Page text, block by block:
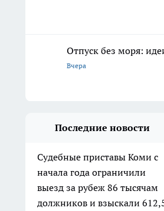
Отпуск без моря:
Вчера
Последние новости
Судебные приставы Коми с
начала года ограничили
выезд за рубеж 86 тысячам
должников и взыскали